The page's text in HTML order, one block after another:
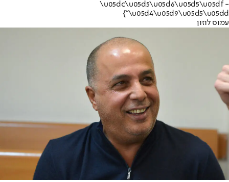
\u05dc\u05d5\u05d6\u05d5\u05df -
\u05d4\u05d9\u05d5\u05dd"}
עמוס לוזון